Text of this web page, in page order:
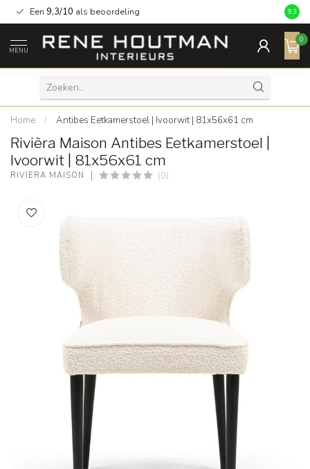
Een 9,3/10 als beoordeling 9.3
MENU
0
Home / Antibes Eetkamerstoel | Ivoorwit | 81x56x61 cm
Rivièra Maison Antibes Eetkamerstoel |
Ivoorwit | 81x56x61 cm
RIVIÈRA MAISON (0)